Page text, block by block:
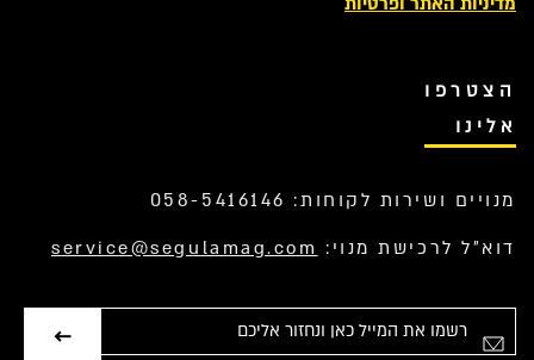
הצטרפו
אלינו
מנויים ושירות לקוחות: 058-5416146
דוא”ל לרכישת מנוי: service@segulamag.com